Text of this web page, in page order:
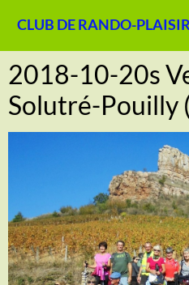
CLUB DE RANDO-
2018-10-20s
Solutré-Pouilly